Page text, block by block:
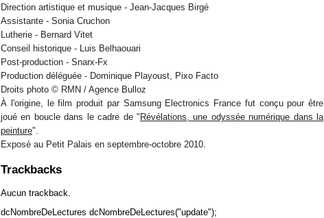
Direction artistique et musique - Jean-Jacques Birgé
Assistante - Sonia Cruchon
Lutherie - Bernard Vitet
Conseil historique - Luis Belhaouari
Post-production - Snarx-Fx
Production déléguée - Dominique Playoust, Pixo Facto
Droits photo © RMN / Agence Bulloz
À l'origine, le film produit par Samsung Electronics France fut conçu pour être
joué en boucle dans le cadre de " Révélations, une odyssée numérique dans la
peinture".
Exposé au Petit Palais en septembre-octobre 2010.
Trackbacks
Aucun trackback.
dcNombreDeLectures dcNombreDeLectures("update");